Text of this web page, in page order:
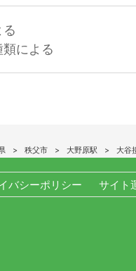
による
秩父市 大野原駅 大谷
バシーポリシー サイト